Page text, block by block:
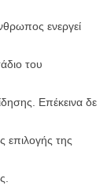
ενεργεί
του
Επέκεινα δε
επιλογής της